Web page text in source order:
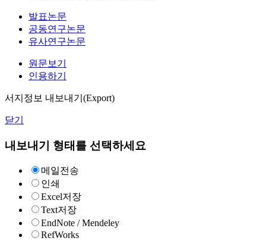
발표논문
공동연구논문
유사연구논문
원문보기
인용하기
서지정보 내보내기(Export)
닫기
내보내기 형태를 선택하세요
메일전송
인쇄
Excel저장
Text저장
EndNote / Mendeley
RefWorks